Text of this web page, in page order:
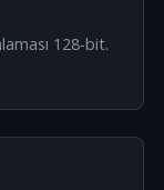
128-bit.